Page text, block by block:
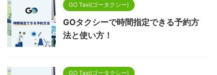
GO Taxi(ゴータクシー)
GOタクシーで時間指定できる予約方
法と使い方！
GO Taxi(ゴータクシー)